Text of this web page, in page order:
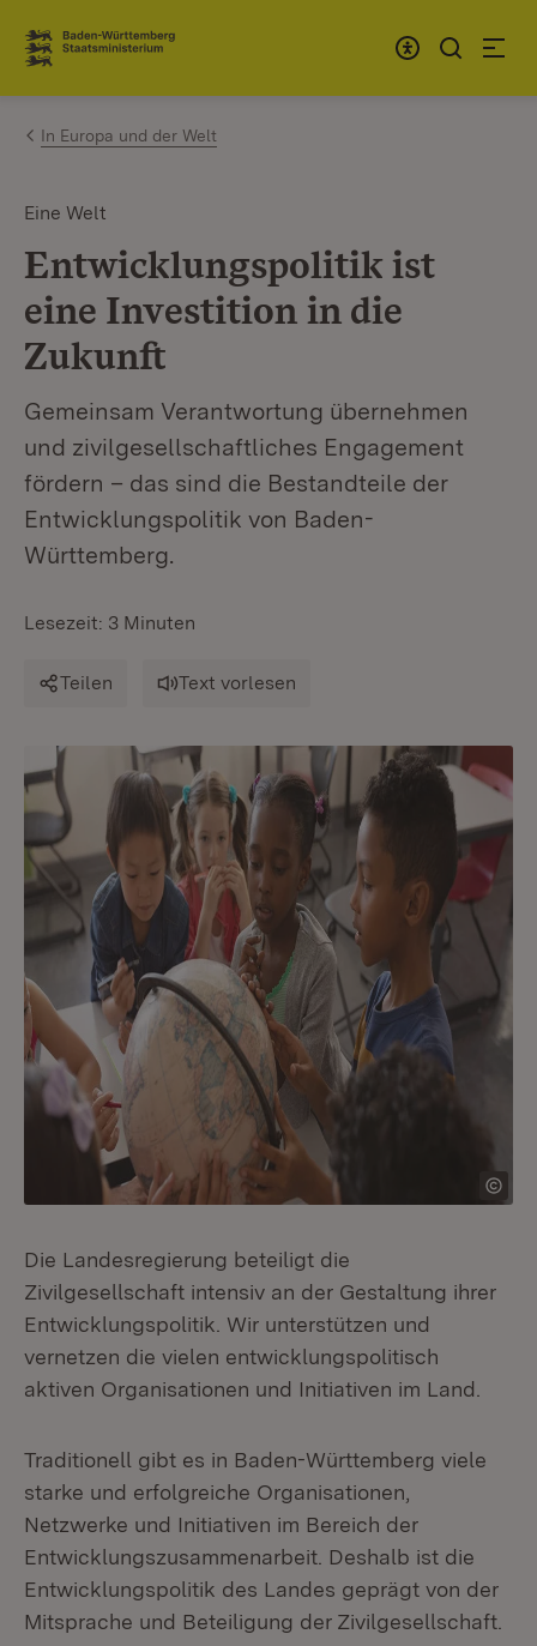
Zum Inhalt springen
Link zur Startseite
In Europa und der Welt
Eine Welt
Entwicklungspolitik ist
eine Investition in die
Zukunft
Gemeinsam Verantwortung übernehmen
und zivilgesellschaftliches Engagement
fördern – das sind die Bestandteile der
Entwicklungspolitik von Baden-
Württemberg.
Lesezeit: 3 Minuten
Teilen Text vorlesen
Die Landesregierung beteiligt die
Zivilgesellschaft intensiv an der Gestaltung ihrer
Entwicklungspolitik. Wir unterstützen und
vernetzen die vielen entwicklungspolitisch
aktiven Organisationen und Initiativen im Land.
Traditionell gibt es in Baden-Württemberg viele
starke und erfolgreiche Organisationen,
Netzwerke und Initiativen im Bereich der
Entwicklungszusammenarbeit. Deshalb ist die
Entwicklungspolitik des Landes geprägt von der
Mitsprache und Beteiligung der Zivilgesellschaft.